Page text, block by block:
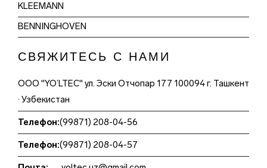
KLEEMANN
BENNINGHOVEN
СВЯЖИТЕСЬ С НАМИ
ООО "YO’LTEC" ул. Эски Отчопар 177 100094 г. Ташкент
· Узбекистан
Телефон:(99871) 208-04-56
Телефон:(99871) 208-04-57